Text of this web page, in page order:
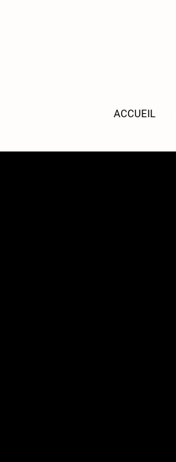
ACCUEIL